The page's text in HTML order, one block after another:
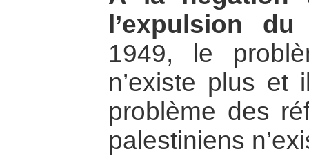
l’expulsion
1949, le
n’existe plus et
problème des
palestiniens